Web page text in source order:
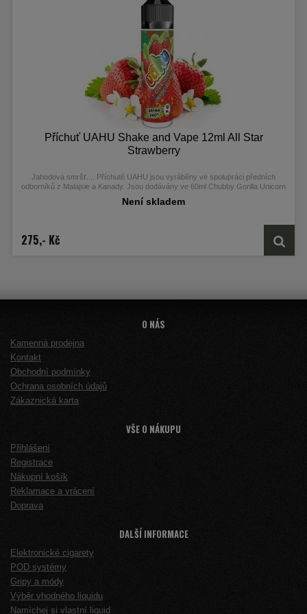
Příchuť UAHU Shake and Vape 12ml All Star
Strawberry
Jahodová smršť.... Příchutě UAHU jsou vyráběny ve spolupráci předních
odborníků z Malajsie a Kanady. Jsou dodávány ve 60ml Chubby Gorilla Unicorn
lahvičkách, které obsahují 12ml koncentrátu.
Není skladem
275,- Kč
O NÁS
Kamenná prodejna
Kontakt
Obchodní podmínky
Ochrana osobních údajů
Zákaznická karta
VŠE O NÁKUPU
Přihlášení
Registrace
Nákupní košík
Reklamace a vrácení
Doprava
DALŠÍ INFORMACE
Elektronické cigarety
POD systémy
Gripy a módy
Výběr vhodného liquidu
Namíchej si vlastní liquid